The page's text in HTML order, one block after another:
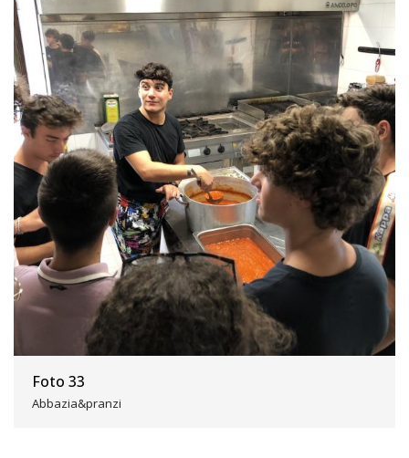
Foto 33
Abbazia&pranzi